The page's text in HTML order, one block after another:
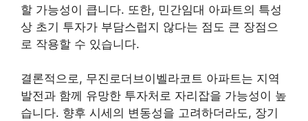
할 가능성이 큽니다. 또한, 민간임대 아파트의 특성
상 초기 투자가 부담스럽지 않다는 점도 큰 장점으
로 작용할 수 있습니다.
결론적으로, 무진로더브이벨라코트 아파트는 지역
발전과 함께 유망한 투자처로 자리잡을 가능성이 높
습니다. 향후 시세의 변동성을 고려하더라도, 장기